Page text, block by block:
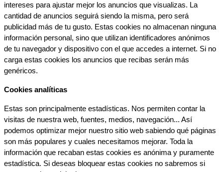
intereses para ajustar mejor los anuncios que visualizas. La
cantidad de anuncios seguirá siendo la misma, pero será
publicidad más de tu gusto. Estas cookies no almacenan ninguna
información personal, sino que utilizan identificadores anónimos
de tu navegador y dispositivo con el que accedes a internet. Si no
carga estas cookies los anuncios que recibas serán más
genéricos.
Cookies analíticas
Estas son principalmente estadísticas. Nos permiten contar la
visitas de nuestra web, fuentes, medios, navegación... Así
podemos optimizar mejor nuestro sitio web sabiendo qué páginas
son más populares y cuales necesitamos mejorar. Toda la
información que recaban estas cookies es anónima y puramente
estadística. Si deseas bloquear estas cookies no sabremos si